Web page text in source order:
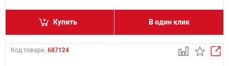
Купить В один клик
Код товара: 687124